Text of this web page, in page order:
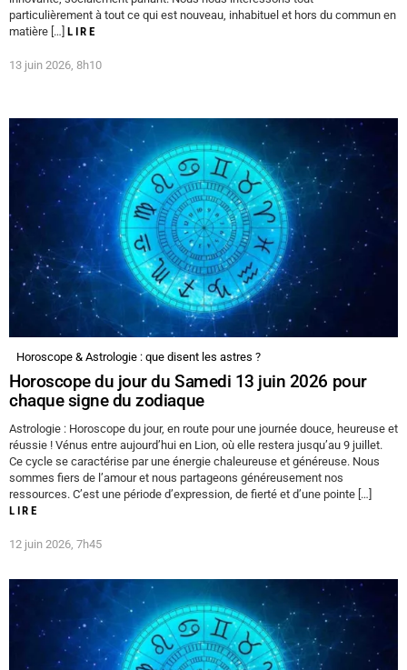
particulièrement à tout ce qui est nouveau, inhabituel et hors du commun en
matière […] LIRE
13 juin 2026, 8h10
Horoscope & Astrologie : que disent les astres ?
Horoscope du jour du Samedi 13 juin 2026 pour
chaque signe du zodiaque
Astrologie : Horoscope du jour, en route pour une journée douce, heureuse et
réussie ! Vénus entre aujourd’hui en Lion, où elle restera jusqu’au 9 juillet.
Ce cycle se caractérise par une énergie chaleureuse et généreuse. Nous
sommes fiers de l’amour et nous partageons généreusement nos
ressources. C’est une période d’expression, de fierté et d’une pointe […]
LIRE
12 juin 2026, 7h45